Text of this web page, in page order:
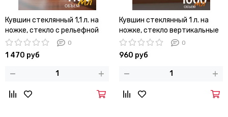
Кувшин стеклянный 1,1 л. на
ножке, стекло с рельефной
огранкой
0
1 470 руб
Кувшин стеклянный 1 л. на
ножке, стекло вертикальные
полосы
0
960 руб